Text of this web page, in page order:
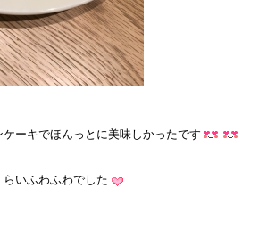
ーキでほんっとに美味しかったです
いふわふわでした